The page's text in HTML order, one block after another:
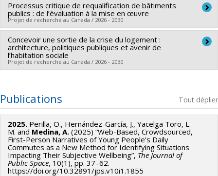
Processus critique de requalification de bâtiments
publics : de l’évaluation à la mise en œuvre
Projet de recherche au Canada / 2026 - 2030
Chercheur principal : Gonzalo Lizarralde
Co-chercheurs : Daniel Pearl,Anne Marchand,
Lord,Alice Covatta,Miquel Reina Ortiz
Québec - Société et culture (FQRSC)
Programmes de subvention :PVXXXXXX-(AC) Actions
concertées - générique
Concevoir une sortie de la crise du logement :
architecture, politiques publiques et avenir de
l’habitation sociale
Projet de recherche au Canada / 2026 - 2030
Sources de financement :
Québec - Société et culture (FQRSC)
Programmes de subvention :
PV113813-(NP) Soutien à la
recherche pour la relève professorale
Publications Tout déplier
2025. Perilla, O., Hernández-García, J., Yacelga Toro, L.
M. and Medina, A. (2025) “Web-Based, Crowdsourced,
First-Person Narratives of Young People’s Daily
Commutes as a New Method for Identifying Situations
Impacting Their Subjective Wellbeing”, The Journal of
Public Space, 10(1), pp. 37–62.
https://doi.org/10.32891/jps.v10i1.1855